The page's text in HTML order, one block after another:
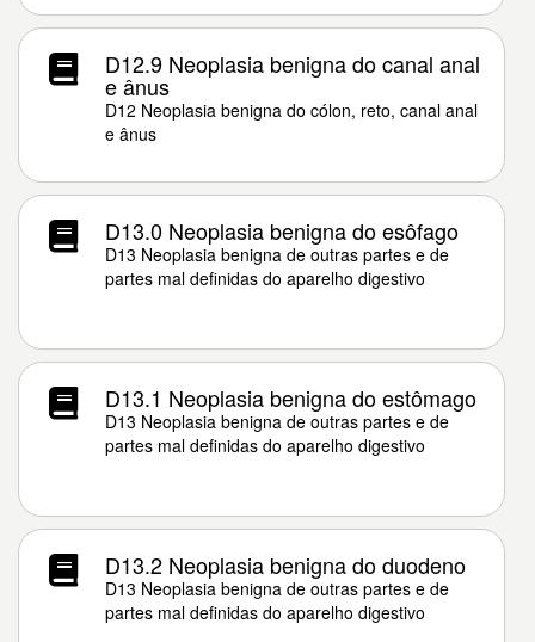
D12.9 Neoplasia benigna do canal anal
e ânus
D12 Neoplasia benigna do cólon, reto, canal anal
e ânus
D13.0 Neoplasia benigna do esôfago
D13 Neoplasia benigna de outras partes e de
partes mal definidas do aparelho digestivo
D13.1 Neoplasia benigna do estômago
D13 Neoplasia benigna de outras partes e de
partes mal definidas do aparelho digestivo
D13.2 Neoplasia benigna do duodeno
D13 Neoplasia benigna de outras partes e de
partes mal definidas do aparelho digestivo